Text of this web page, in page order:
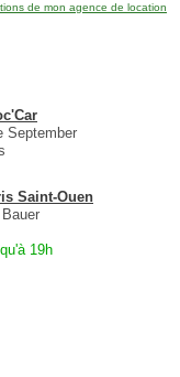
de mon agence de location
September
Saint-Ouen
19h